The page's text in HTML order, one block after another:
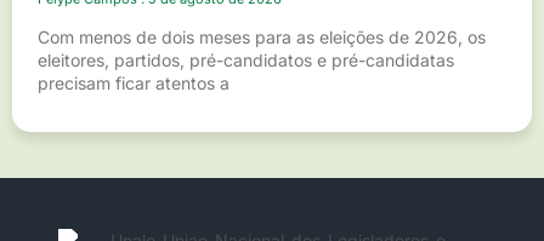
Com menos de dois meses para as eleições de 2026, os
eleitores, partidos, pré-candidatos e pré-candidatas
precisam ficar atentos a